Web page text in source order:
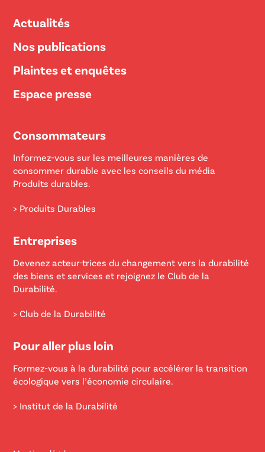
Actualités
Nos publications
Plaintes et enquêtes
Espace presse
Consommateurs
Informez-vous sur les meilleures manières de
consommer durable avec les conseils du média
Produits durables.
> Produits Durables
Entreprises
Devenez acteur·trices du changement vers la durabilité
des biens et services et rejoignez le Club de la
Durabilité.
> Club de la Durabilité
Pour aller plus loin
Formez-vous à la durabilité pour accélérer la transition
écologique vers l’économie circulaire.
> Institut de la Durabilité